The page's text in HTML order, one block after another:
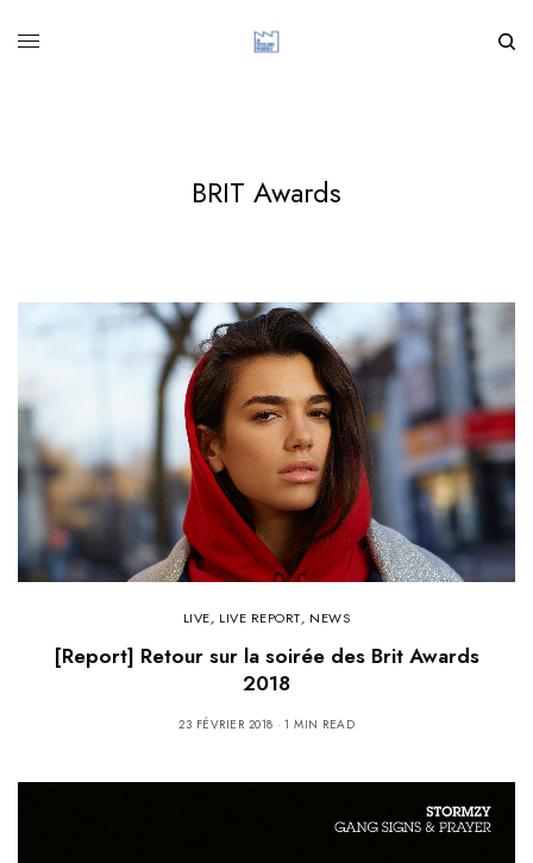
BRIT Awards
LIVE, LIVE REPORT, NEWS
[Report] Retour sur la soirée des Brit Awards
2018
23 FÉVRIER 2018 1 MIN READ